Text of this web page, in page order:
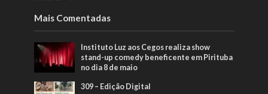
Mais Comentadas
Instituto Luz aos Cegos realiza show
stand-up comedy beneficente em Pirituba
no dia 8 de maio
309 – Edição Digital